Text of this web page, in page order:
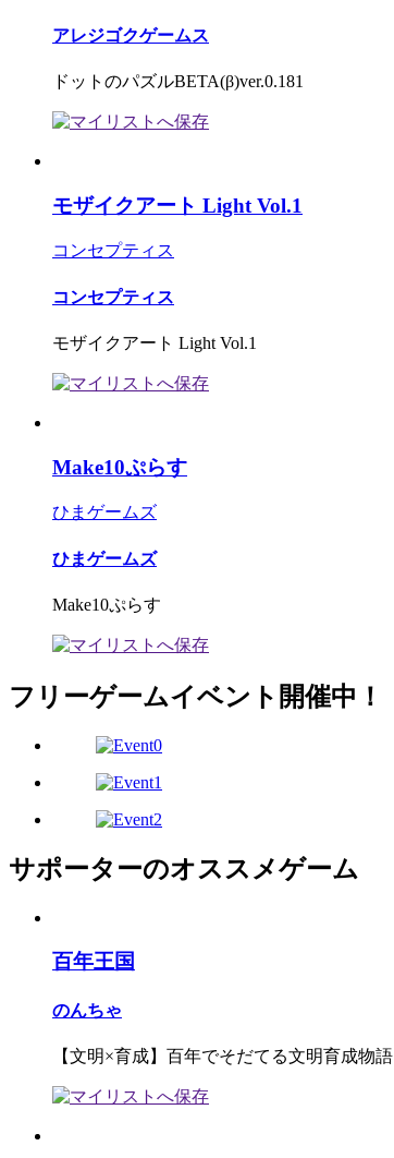
アレジゴクゲームス
ドットのパズルBETA(β)ver.0.181
モザイクアート Light Vol.1
コンセプティス
コンセプティス
モザイクアート Light Vol.1
Make10ぷらす
ひまゲームズ
ひまゲームズ
Make10ぷらす
フリーゲームイベント開催中！
サポーターのオススメゲーム
百年王国
のんちゃ
【文明×育成】百年でそだてる文明育成物語